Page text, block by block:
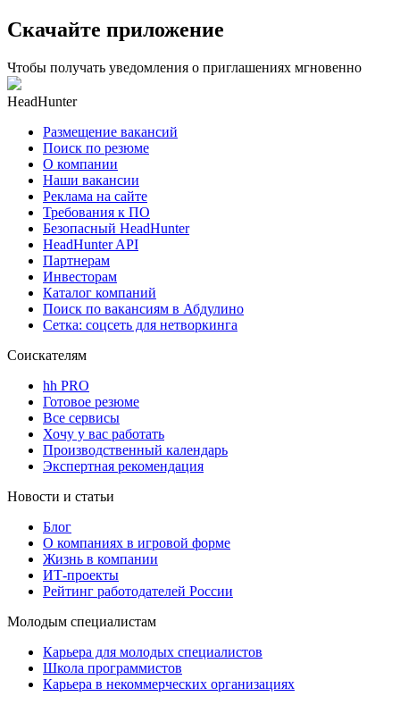
Скачайте приложение
Чтобы получать уведомления о приглашениях мгновенно
HeadHunter
Размещение вакансий
Поиск по резюме
О компании
Наши вакансии
Реклама на сайте
Требования к ПО
Безопасный HeadHunter
HeadHunter API
Партнерам
Инвесторам
Каталог компаний
Поиск по вакансиям в Абдулино
Сетка: соцсеть для нетворкинга
Соискателям
hh PRO
Готовое резюме
Все сервисы
Хочу у вас работать
Производственный календарь
Экспертная рекомендация
Новости и статьи
Блог
О компаниях в игровой форме
Жизнь в компании
ИТ-проекты
Рейтинг работодателей России
Молодым специалистам
Карьера для молодых специалистов
Школа программистов
Карьера в некоммерческих организациях